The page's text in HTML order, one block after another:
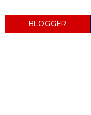
BLOGGER